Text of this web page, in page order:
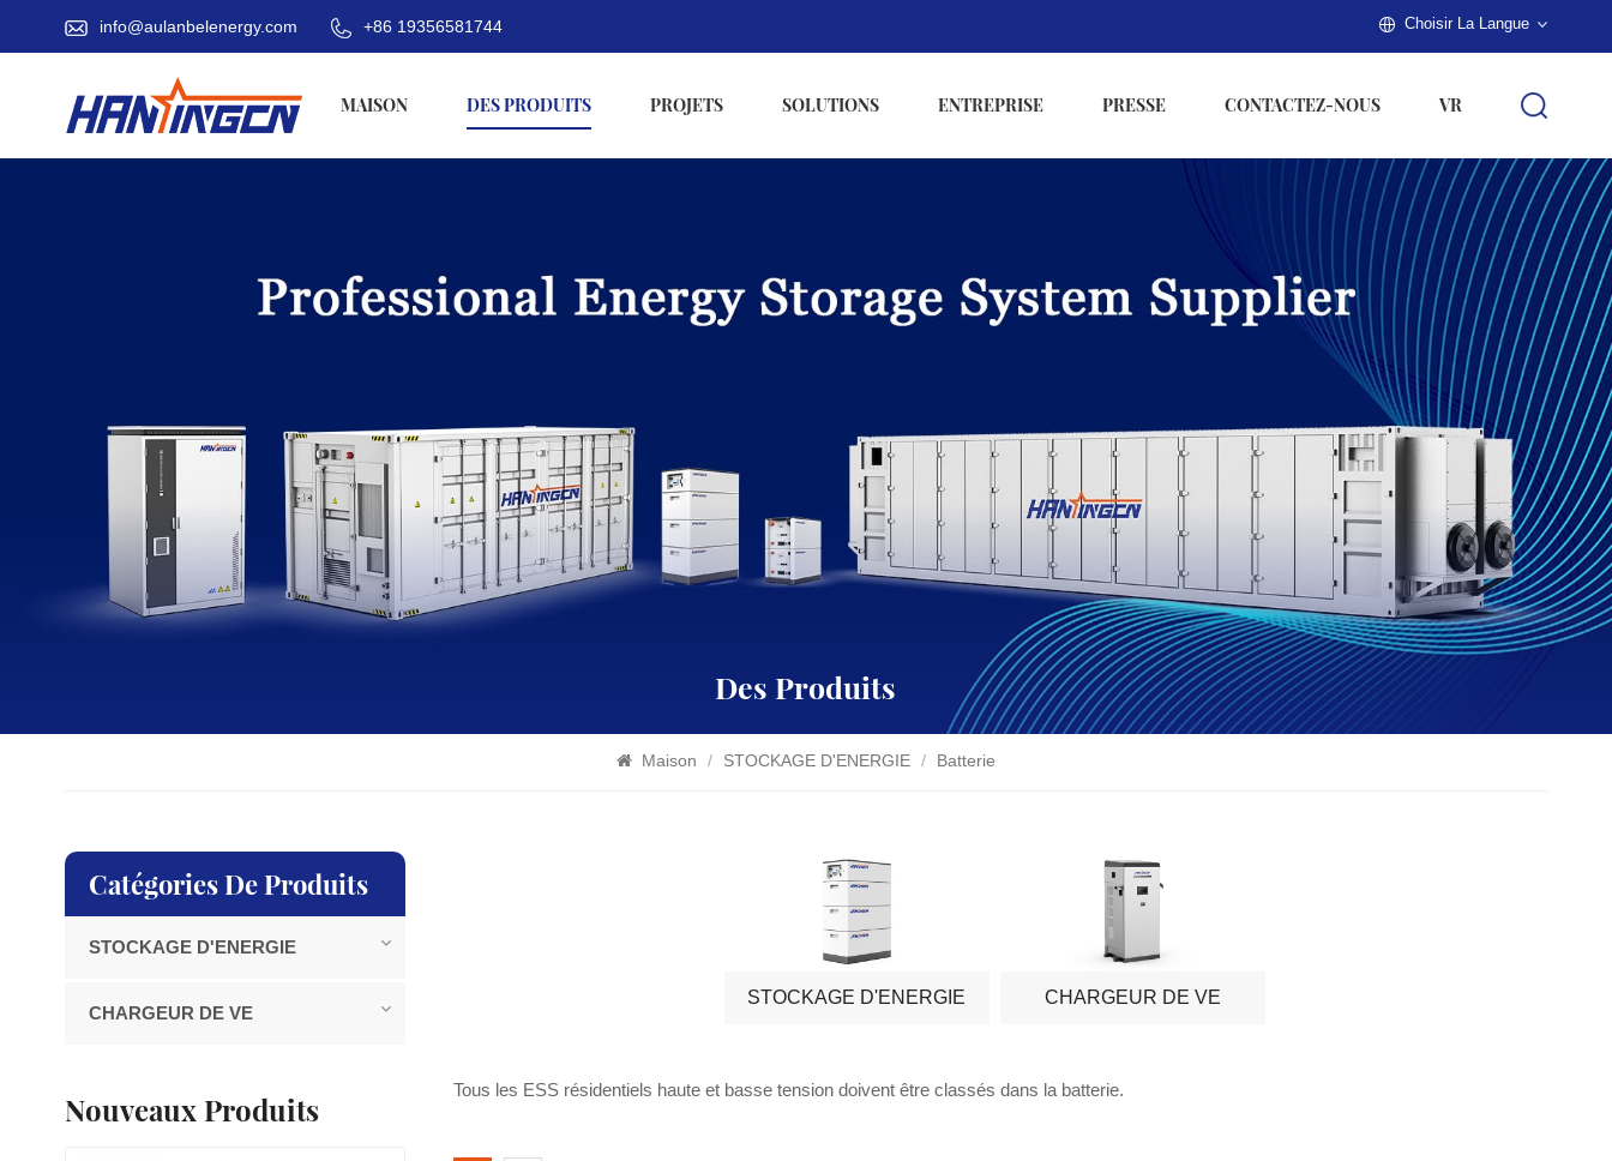
info@aulanbelenergy.com +86 19356581744 Choisir La Langue
MAISON DES PRODUITS PROJETS SOLUTIONS ENTREPRISE PRESSE CONTACTEZ-NOUS VR
Des Produits
Maison / STOCKAGE D'ENERGIE / Batterie
STOCKAGE D'ENERGIE CHARGEUR DE VE
Tous les ESS résidentiels haute et basse tension doivent être classés dans la batterie.
Catégories De Produits
STOCKAGE D'ENERGIE
CHARGEUR DE VE
Nouveaux Produits